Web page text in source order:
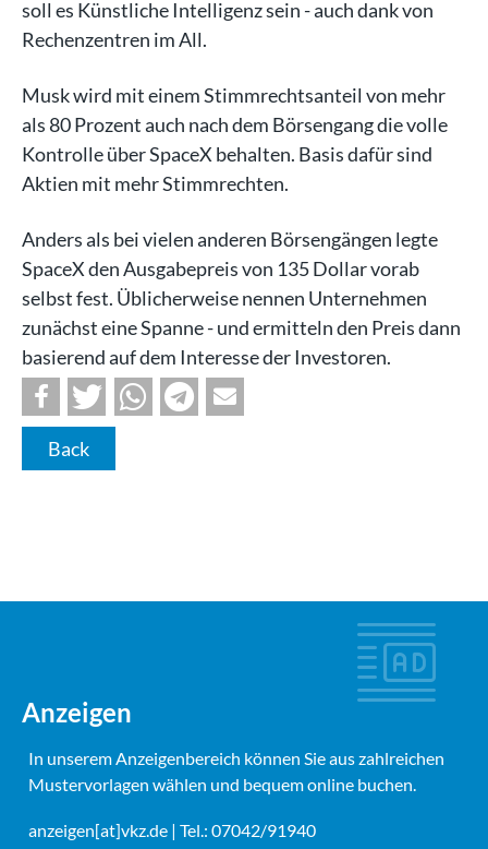
soll es Künstliche Intelligenz sein - auch dank von
Rechenzentren im All.
Musk wird mit einem Stimmrechtsanteil von mehr
als 80 Prozent auch nach dem Börsengang die volle
Kontrolle über SpaceX behalten. Basis dafür sind
Aktien mit mehr Stimmrechten.
Anders als bei vielen anderen Börsengängen legte
SpaceX den Ausgabepreis von 135 Dollar vorab
selbst fest. Üblicherweise nennen Unternehmen
zunächst eine Spanne - und ermitteln den Preis dann
basierend auf dem Interesse der Investoren.
Back
Anzeigen
In unserem Anzeigenbereich können Sie aus zahlreichen
Mustervorlagen wählen und bequem online buchen.
anzeigen[at]vkz.de | Tel.: 07042/91940